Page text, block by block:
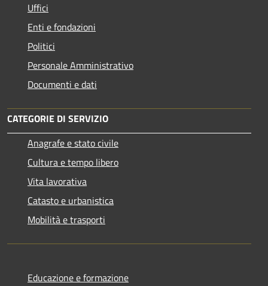
Uffici
Enti e fondazioni
Politici
Personale Amministrativo
Documenti e dati
CATEGORIE DI SERVIZIO
Anagrafe e stato civile
Cultura e tempo libero
Vita lavorativa
Catasto e urbanistica
Mobilità e trasporti
Educazione e formazione